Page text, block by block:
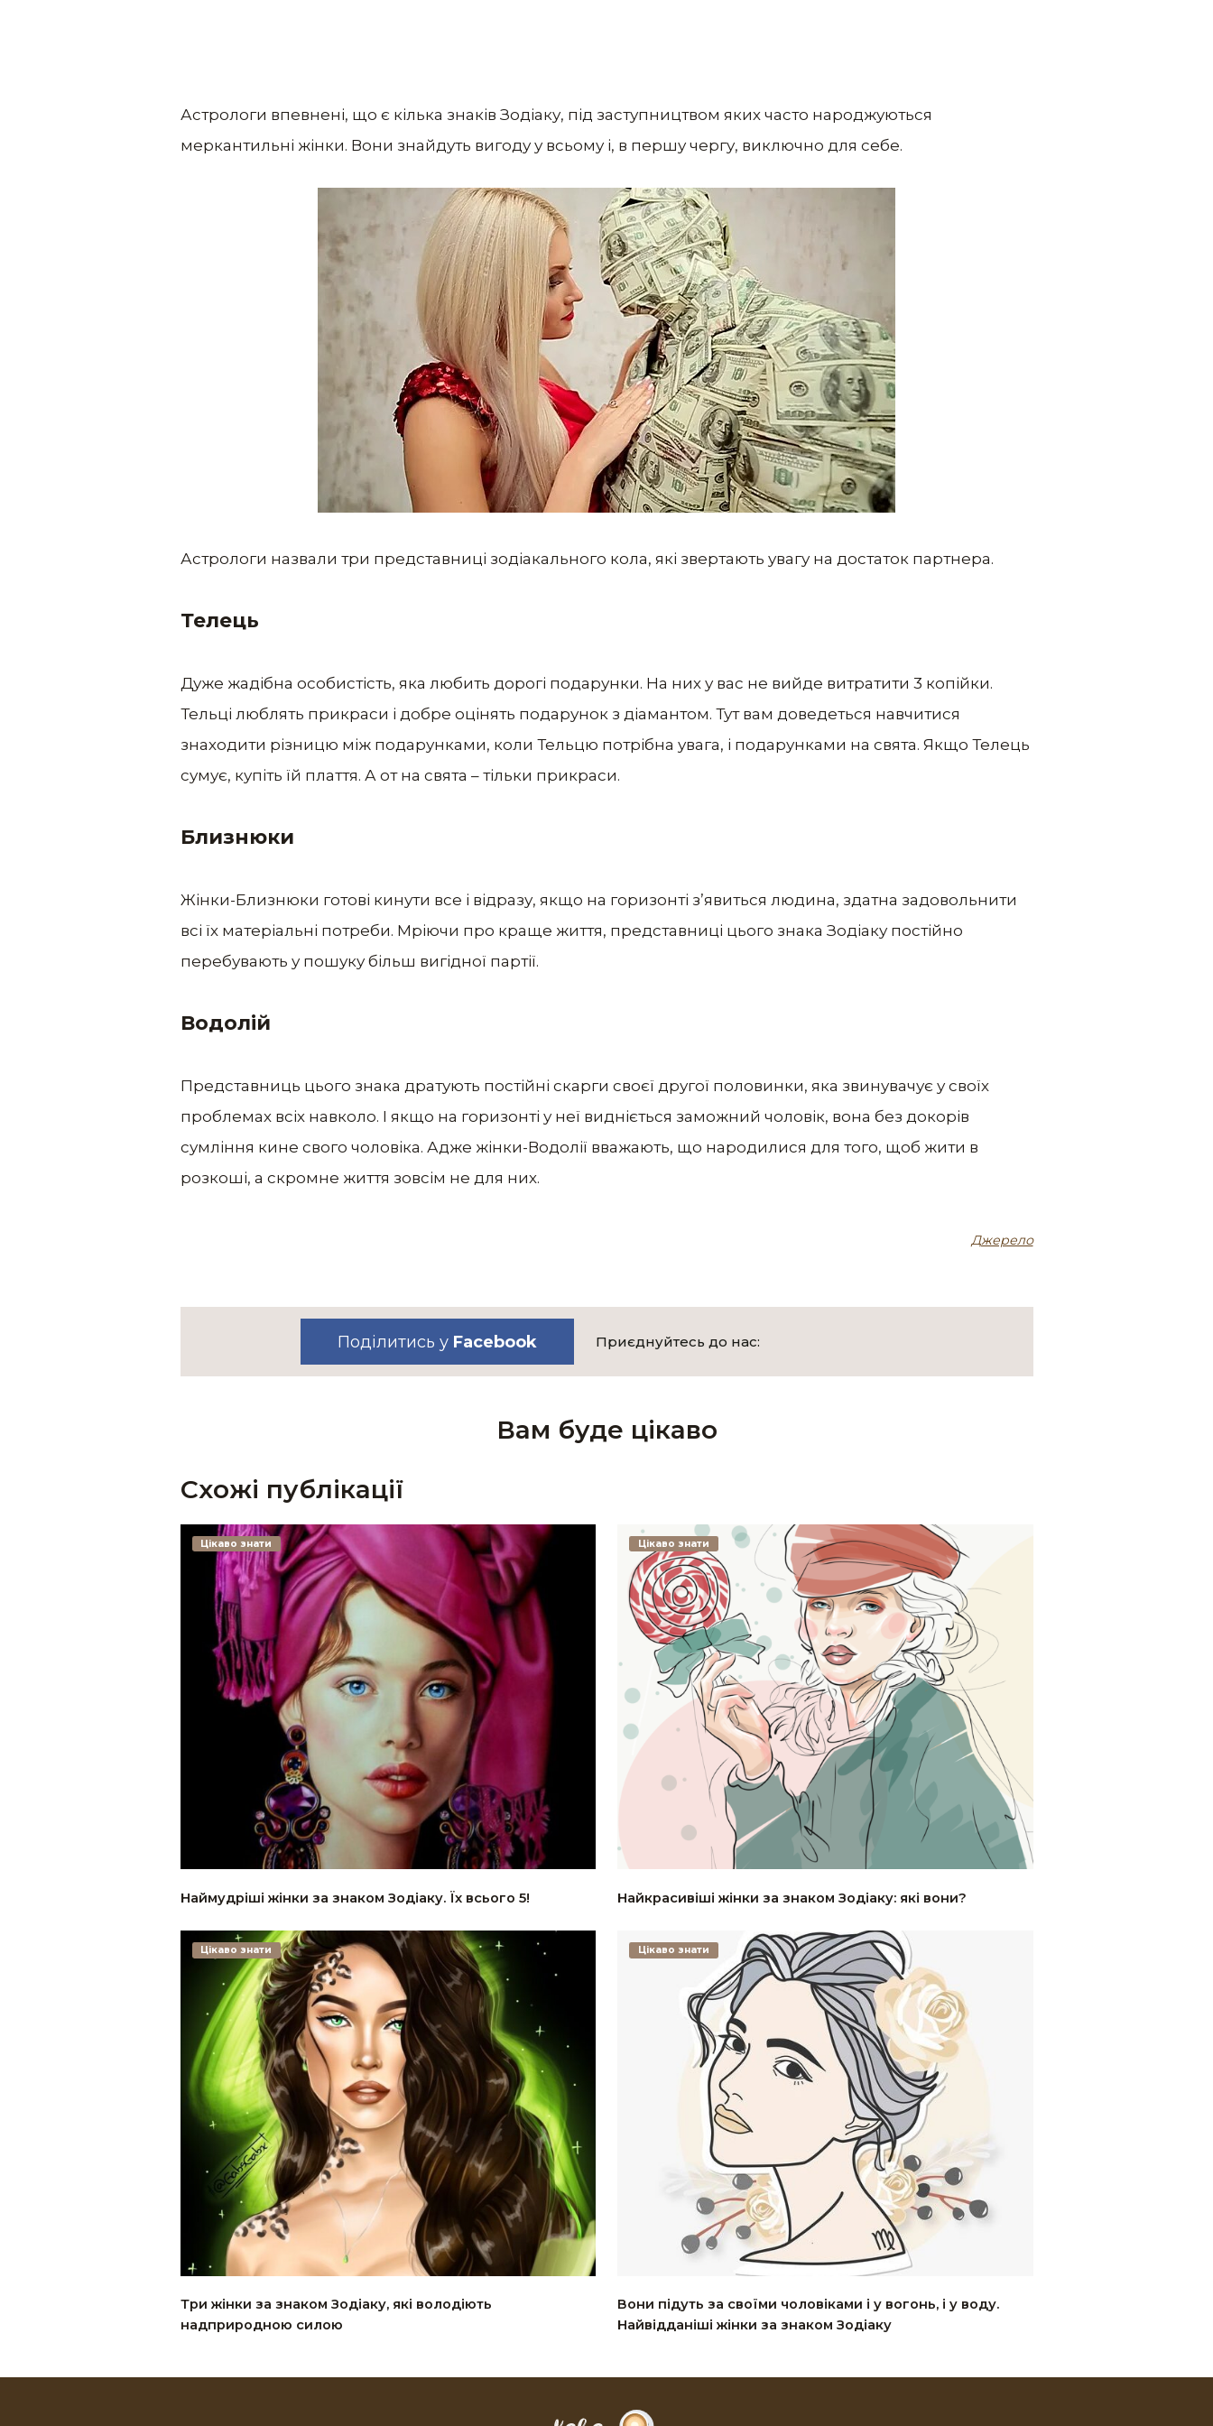
Астрологи впевнені, що є кілька знаків Зодіаку, під заступництвом яких часто народжуються
меркантильні жінки. Вони знайдуть вигоду у всьому і, в першу чергу, виключно для себе.
Астрологи назвали три представниці зодіакального кола, які звертають увагу на достаток партнера.
Телець
Дуже жадібна особистість, яка любить дорогі подарунки. На них у вас не вийде витратити 3 копійки.
Тельці люблять прикраси і добре оцінять подарунок з діамантом. Тут вам доведеться навчитися
знаходити різницю між подарунками, коли Тельцю потрібна увага, і подарунками на свята. Якщо Телець
сумує, купіть їй плаття. А от на свята – тільки прикраси.
Близнюки
Жінки-Близнюки готові кинути все і відразу, якщо на горизонті з’явиться людина, здатна задовольнити
всі їх матеріальні потреби. Мріючи про краще життя, представниці цього знака Зодіаку постійно
перебувають у пошуку більш вигідної партії.
Водолій
Представниць цього знака дратують постійні скарги своєї другої половинки, яка звинувачує у своїх
проблемах всіх навколо. І якщо на горизонті у неї видніється заможний чоловік, вона без докорів
сумління кине свого чоловіка. Адже жінки-Водолії вважають, що народилися для того, щоб жити в
розкоші, а скромне життя зовсім не для них.
Джерело
Поділитись у Facebook Приєднуйтесь до нас:
Вам буде цікаво
Схожі публікації
Наймудріші жінки за знаком Зодіаку. Їх всього 5!
Цікаво знати
Найкрасивіші жінки за знаком Зодіаку: які вони?
Цікаво знати
Три жінки за знаком Зодіаку, які володіють
надприродною силою
Цікаво знати
Вони підуть за своїми чоловіками і у вогонь, і у воду.
Найвідданіші жінки за знаком Зодіаку
Цікаво знати